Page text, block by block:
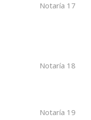
Notaría 17
Notaría 18
Notaría 19